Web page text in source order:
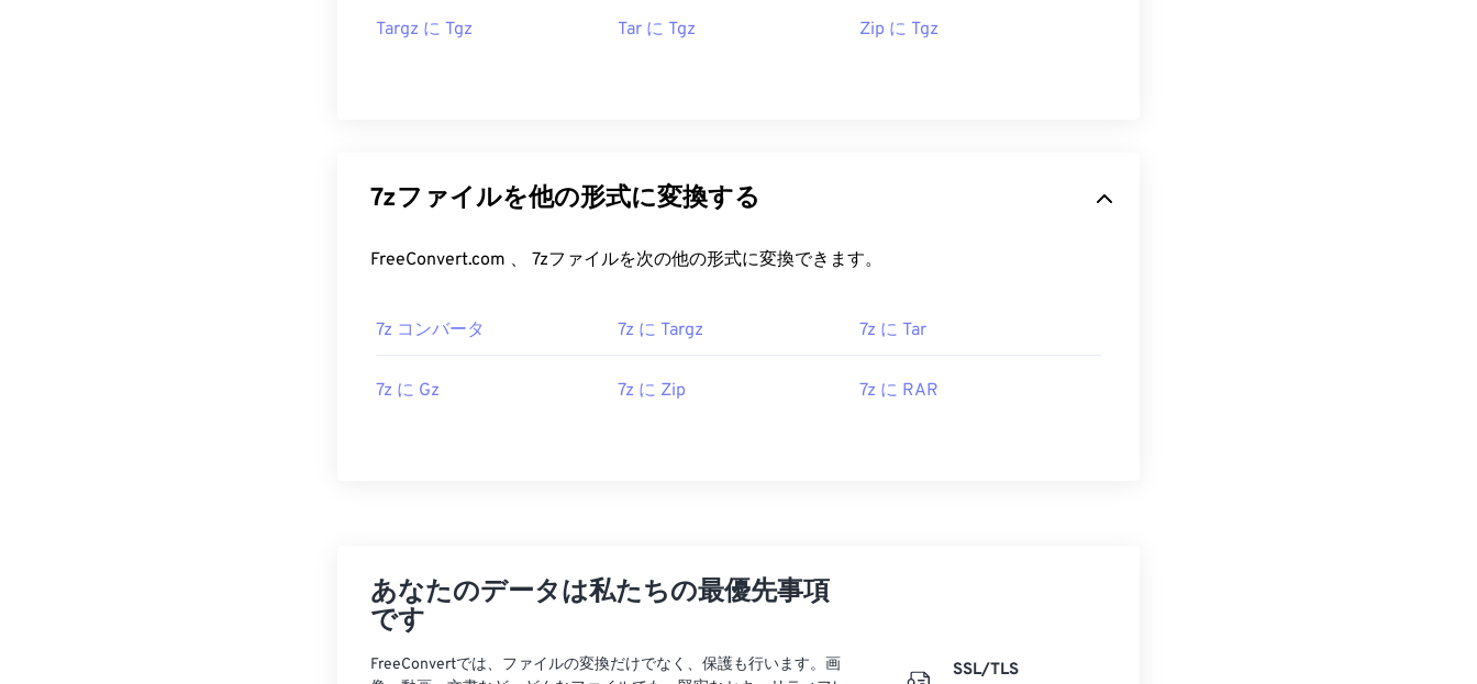
Targz に Tgz Tar に Tgz Zip に Tgz
7zファイルを他の形式に変換する
FreeConvert.com 、 7zファイルを次の他の形式に変換できます。
7z コンバータ 7z に Targz 7z に Tar
7z に Gz 7z に Zip 7z に RAR
あなたのデータは私たちの最優先事項
です
FreeConvertでは、ファイルの変換だけでなく、保護も行います。画
SSL/TLS